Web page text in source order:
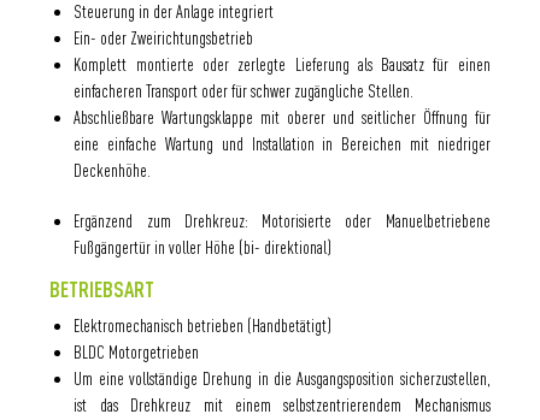
Steuerung in der Anlage integriert
Ein- oder Zweirichtungsbetrieb
Komplett montierte oder zerlegte Lieferung als Bausatz für einen
einfacheren Transport oder für schwer zugängliche Stellen.
Abschließbare Wartungsklappe mit oberer und seitlicher Öffnung für
eine einfache Wartung und Installation in Bereichen mit niedriger
Deckenhöhe.
Ergänzend zum Drehkreuz: Motorisierte oder Manuelbetriebene
Fußgängertür in voller Höhe (bi- direktional)
BETRIEBSART
Elektromechanisch betrieben (Handbetätigt)
BLDC Motorgetrieben
Um eine vollständige Drehung in die Ausgangsposition sicherzustellen,
ist das Drehkreuz mit einem selbstzentrierendem Mechanismus